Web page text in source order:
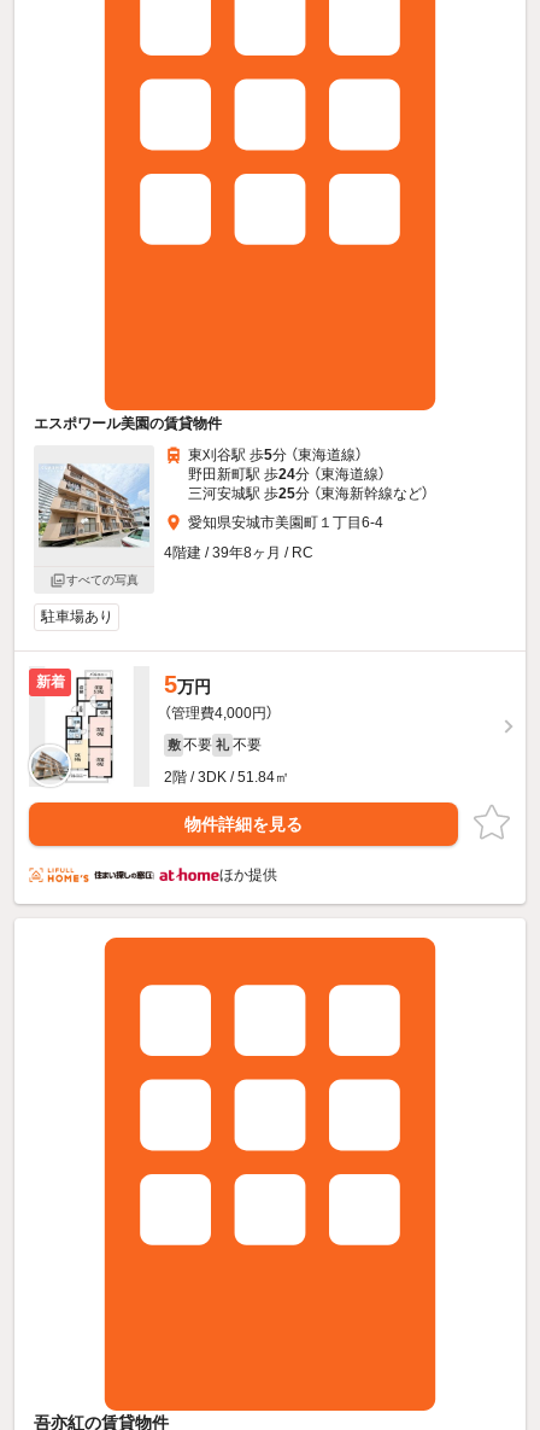
エスポワール美園の賃貸物件
すべての写真
東刈谷駅 歩5分 （東海道線）
野田新町駅 歩24分 （東海道線）
三河安城駅 歩25分 （東海新幹線など）
愛知県安城市美園町１丁目6-4
4階建 / 39年8ヶ月 / RC
駐車場あり
新着 5万円
（管理費4,000円）
敷 不要 礼 不要
2階 / 3DK / 51.84㎡
物件詳細を見る
ほか提供
吾亦紅の賃貸物件